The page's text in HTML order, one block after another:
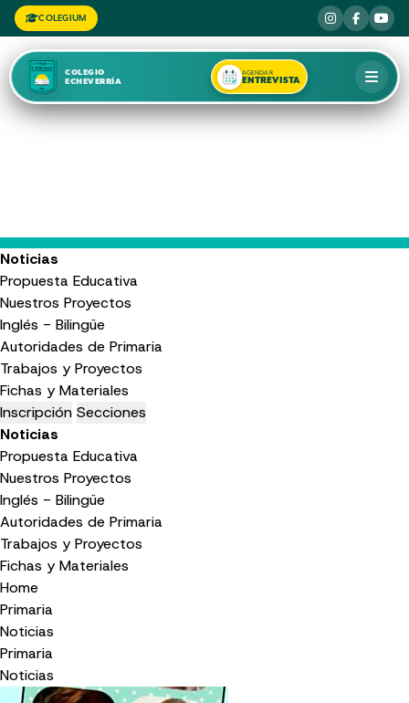
COLEGIUM
COLEGIO
ECHEVERRÍA
AGENDAR
ENTREVISTA
Noticias
Propuesta Educativa
Nuestros Proyectos
Inglés - Bilingüe
Autoridades de Primaria
Trabajos y Proyectos
Fichas y Materiales
Inscripción Secciones
Noticias
Propuesta Educativa
Nuestros Proyectos
Inglés - Bilingüe
Autoridades de Primaria
Trabajos y Proyectos
Fichas y Materiales
Home
Primaria
Noticias
Primaria
Noticias